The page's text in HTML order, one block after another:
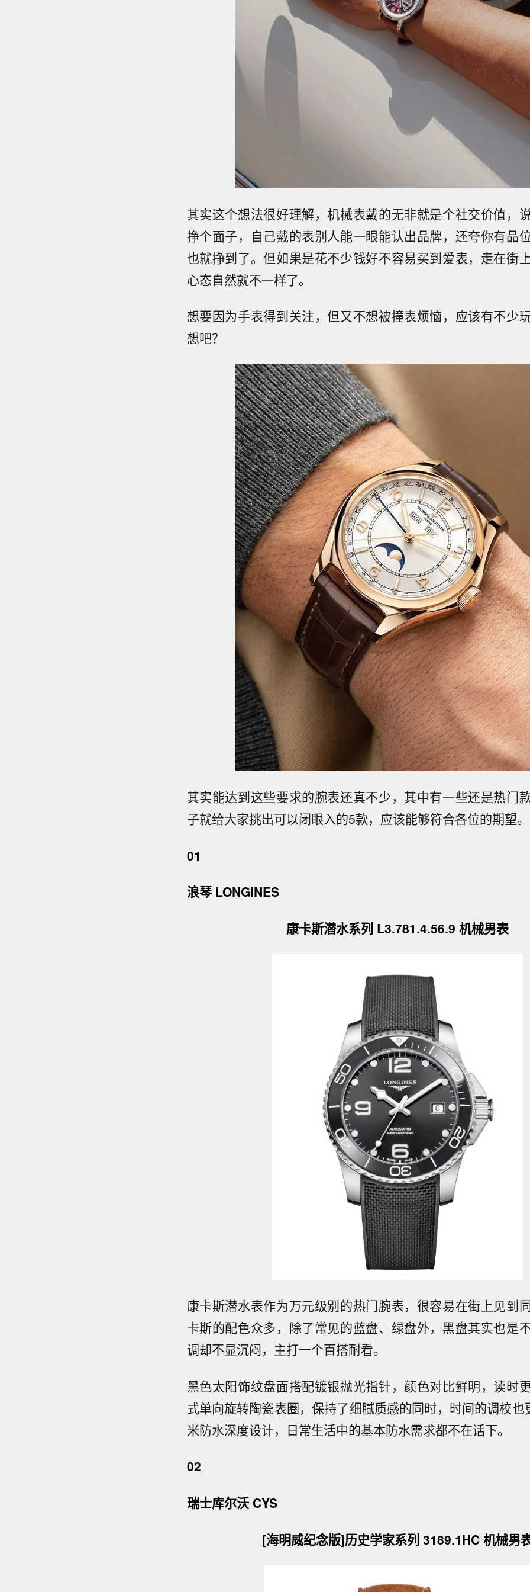
其实这个想法很好理解，机械表戴的无非就是个社交价值，
挣个面子，自己戴的表别人能一眼能认出品牌，还夸你有品
也就挣到了。但如果是花不少钱好不容易买到爱表，走在街
心态自然就不一样了。
想要因为手表得到关注，但又不想被撞表烦恼，应该有不少
想吧？
其实能达到这些要求的腕表还真不少，其中有一些还是热门
子就给大家挑出可以闭眼入的5款，应该能够符合各位的期望。
01
浪琴 LONGINES
康卡斯潜水系列 L3.781.4.56.9 机械男表
康卡斯潜水表作为万元级别的热门腕表，很容易在街上见到
卡斯的配色众多，除了常见的蓝盘、绿盘外，黑盘其实也是
调却不显沉闷，主打一个百搭耐看。
黑色太阳饰纹盘面搭配镀银抛光指针，颜色对比鲜明，读时
式单向旋转陶瓷表圈，保持了细腻质感的同时，时间的调校也
米防水深度设计，日常生活中的基本防水需求都不在话下。
02
瑞士库尔沃 CYS
[海明威纪念版]历史学家系列 3189.1HC 机械男